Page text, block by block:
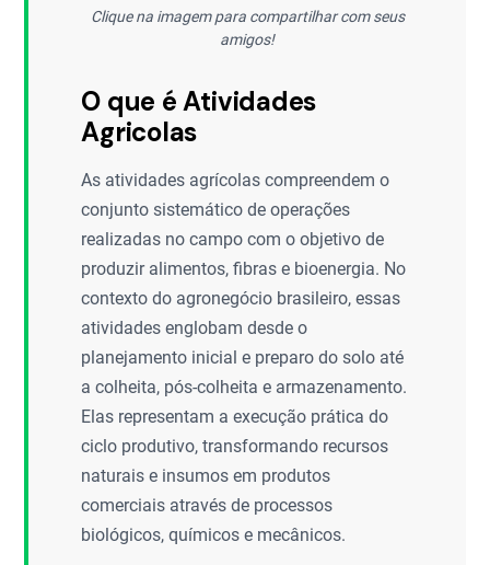
Clique na imagem para compartilhar com seus
amigos!
O que é Atividades
Agricolas
As atividades agrícolas compreendem o
conjunto sistemático de operações
realizadas no campo com o objetivo de
produzir alimentos, fibras e bioenergia. No
contexto do agronegócio brasileiro, essas
atividades englobam desde o
planejamento inicial e preparo do solo até
a colheita, pós-colheita e armazenamento.
Elas representam a execução prática do
ciclo produtivo, transformando recursos
naturais e insumos em produtos
comerciais através de processos
biológicos, químicos e mecânicos.